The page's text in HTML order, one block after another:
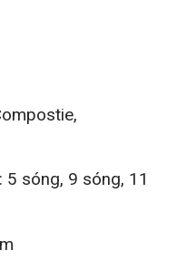
5 sóng, 9 sóng, 11